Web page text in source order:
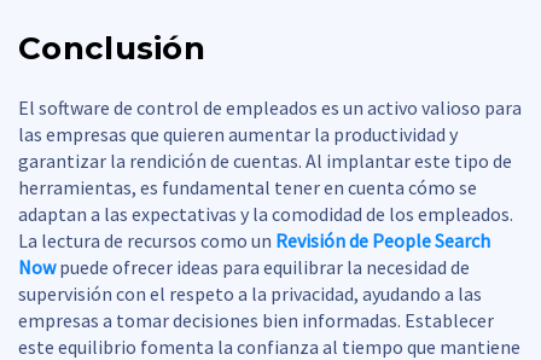
Conclusión
El software de control de empleados es un activo valioso para
las empresas que quieren aumentar la productividad y
garantizar la rendición de cuentas. Al implantar este tipo de
herramientas, es fundamental tener en cuenta cómo se
adaptan a las expectativas y la comodidad de los empleados.
La lectura de recursos como un Revisión de People Search
Nowpuede ofrecer ideas para equilibrar la necesidad de
supervisión con el respeto a la privacidad, ayudando a las
empresas a tomar decisiones bien informadas. Establecer
este equilibrio fomenta la confianza al tiempo que mantiene